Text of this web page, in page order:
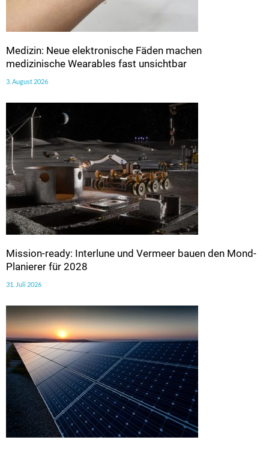
Medizin: Neue elektronische Fäden machen
medizinische Wearables fast unsichtbar
3. August 2026
Mission-ready: Interlune und Vermeer bauen den Mond-
Planierer für 2028
31. Juli 2026